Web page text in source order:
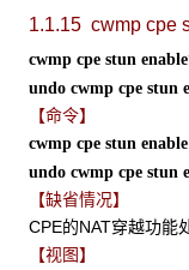
1.1.15 cwmp cpe
cwmp cpe stun enable
undo cwmp cpe stun
【命令】
cwmp cpe stun enable
undo cwmp cpe stun
【缺省情况】
CPE的NAT穿越功能
【视图】